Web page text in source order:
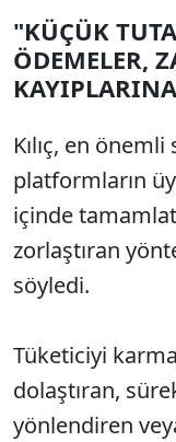
"KÜÇÜK
ÖDEMELER,
Kılıç, en
platformların
içinde
zorlaştıran
söyledi.
Tüketiciyi
dolaştıran,
yönlendiren